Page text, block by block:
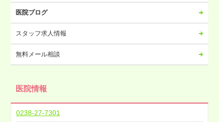
2023年01月
2022年11月
2022年07月
2022年06月
2022年05月
医院ブログ
スタッフ求人情報
無料メール相談
医院情報
0238-27-7301